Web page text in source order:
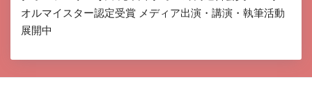
オルマイスター認定受賞 メディア出演・講演・執筆活動
展開中